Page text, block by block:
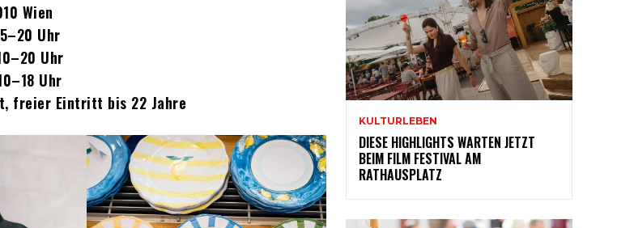
Wien
Uhr
Uhr
Uhr
freier Eintritt bis 22 Jahre
KULTURLEBEN
DIESE HIGHLIGHTS WARTEN JETZT
BEIM FILM FESTIVAL AM
RATHAUSPLATZ